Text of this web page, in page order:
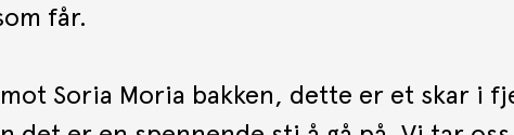
får.
Soria Moria bakken, dette er et skar i